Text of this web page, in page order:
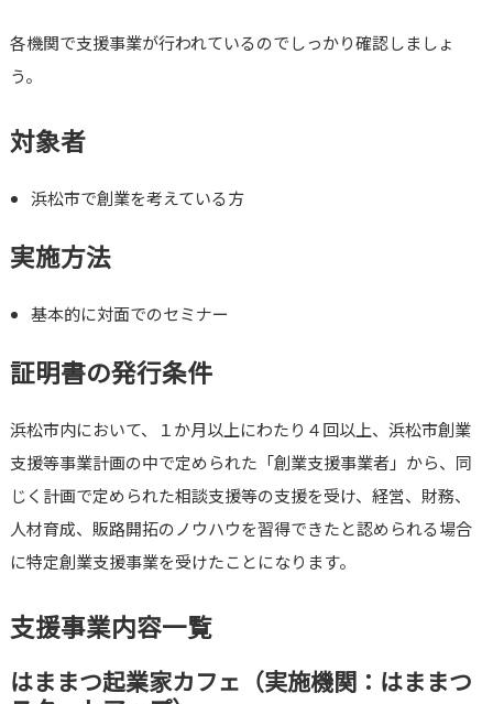
各機関で支援事業が行われているのでしっかり確認しましょ
う。
対象者
浜松市で創業を考えている方
実施方法
基本的に対面でのセミナー
証明書の発行条件
浜松市内において、１か月以上にわたり４回以上、浜松市創業
支援等事業計画の中で定められた「創業支援事業者」から、同
じく計画で定められた相談支援等の支援を受け、経営、財務、
人材育成、販路開拓のノウハウを習得できたと認められる場合
に特定創業支援事業を受けたことになります。
支援事業内容一覧
はままつ起業家カフェ（実施機関：はままつ